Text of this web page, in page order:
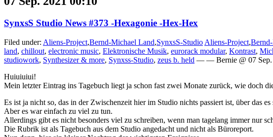
SynxsS Studio News #373 -Hexagonie -Hex-Hex
Filed under: Aliens-Project,Bernd-Michael Land,SynxsS-Studio Aliens-Project,
land, chillout, electronic music, Elektronische Musik, eurorack modular, Kontrast,
studiowork, Synthesizer & more, Synxss-Studio, zeus b. held — — Bernie @ 07 Sep.
Huiuiuiui!
Mein letzter Eintrag ins Tagebuch liegt ja schon fast zwei Monate zurück, wie doch
Es ist ja nicht so, das in der Zwischenzeit hier im Studio nichts passiert ist, über das
Aber es war einfach zu viel zu tun.
Allerdings gibt es nicht besonders viel zu schreiben, wenn man tagelang immer nur
Die Rubrik ist als Tagebuch aus dem Studio angedacht und nicht als Büroreport.